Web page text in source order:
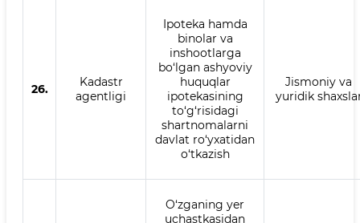
26.
Kadastr
agentligi
Ipoteka hamda
binolar va
inshootlarga
bo‘lgan ashyoviy
huquqlar
ipotekasining
to‘g‘risidagi
shartnomalarni
davlat ro‘yxatidan
o‘tkazish
Jismoniy va
yuridik
O‘zganing yer
uchastkasidan